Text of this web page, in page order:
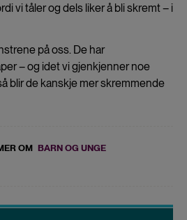
vi tåler og dels liker å bli skremt – i
på oss. De har
– og idet vi gjenkjenner noe
blir de kanskje mer skremmende
OM BARN OG UNGE